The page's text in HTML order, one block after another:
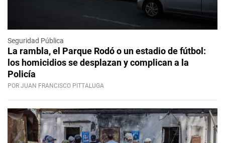
Seguridad Pública
La rambla, el Parque Rodó o un estadio de fútbol:
los homicidios se desplazan y complican a la
Policía
POR JUAN FRANCISCO PITTALUGA